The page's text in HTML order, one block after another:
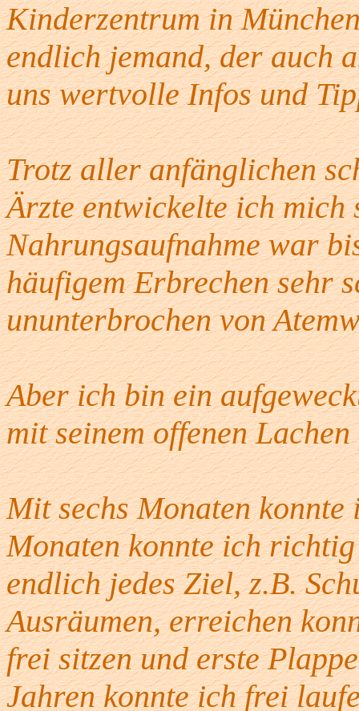
Kinderzentrum in
endlich jemand, der auch
uns wertvolle Infos und
Trotz aller anfänglichen
Ärzte entwickelte ich mich
Nahrungsaufnahme war
häufigem Erbrechen sehr
ununterbrochen von
Aber ich bin ein
mit seinem offenen
Mit sechs Monaten
Monaten konnte ich
endlich jedes Ziel, z.B.
Ausräumen, erreichen
frei sitzen und erste
Jahren konnte ich frei